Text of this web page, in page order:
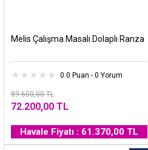
Melis Çalışma Masalı Dolaplı Ranza
0.0 Puan - 0 Yorum
89.600,00 TL
72.200,00 TL
Havale Fiyatı : 61.370,00 TL